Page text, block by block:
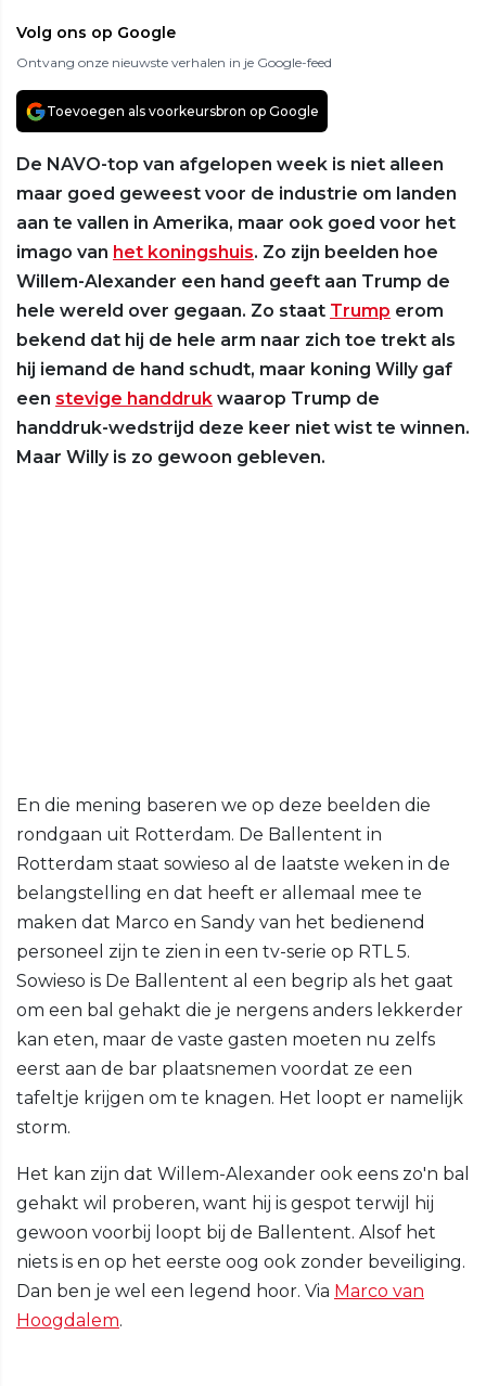
Volg ons op Google
Ontvang onze nieuwste verhalen in je Google-feed
Toevoegen als voorkeursbron op Google
De NAVO-top van afgelopen week is niet alleen
maar goed geweest voor de industrie om landen
aan te vallen in Amerika, maar ook goed voor het
imago van het koningshuis. Zo zijn beelden hoe
Willem-Alexander een hand geeft aan Trump de
hele wereld over gegaan. Zo staat Trump erom
bekend dat hij de hele arm naar zich toe trekt als
hij iemand de hand schudt, maar koning Willy gaf
een stevige handdruk waarop Trump de
handdruk-wedstrijd deze keer niet wist te winnen.
Maar Willy is zo gewoon gebleven.
En die mening baseren we op deze beelden die
rondgaan uit Rotterdam. De Ballentent in
Rotterdam staat sowieso al de laatste weken in de
belangstelling en dat heeft er allemaal mee te
maken dat Marco en Sandy van het bedienend
personeel zijn te zien in een tv-serie op RTL 5.
Sowieso is De Ballentent al een begrip als het gaat
om een bal gehakt die je nergens anders lekkerder
kan eten, maar de vaste gasten moeten nu zelfs
eerst aan de bar plaatsnemen voordat ze een
tafeltje krijgen om te knagen. Het loopt er namelijk
storm.
Het kan zijn dat Willem-Alexander ook eens zo'n bal
gehakt wil proberen, want hij is gespot terwijl hij
gewoon voorbij loopt bij de Ballentent. Alsof het
niets is en op het eerste oog ook zonder beveiliging.
Dan ben je wel een legend hoor. Via Marco van
Hoogdalem.